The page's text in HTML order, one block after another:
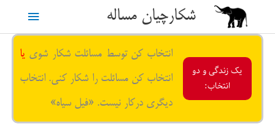
محتوا
شکارچیان مساله
فهرست
یک زندگی و دو
انتخاب:
انتخاب کن توسط مسائلت شکار شوی یا
انتخاب کن مسائلت را شکار کنی. انتخاب
دیگری درکار نیست. «فیل سیاه»